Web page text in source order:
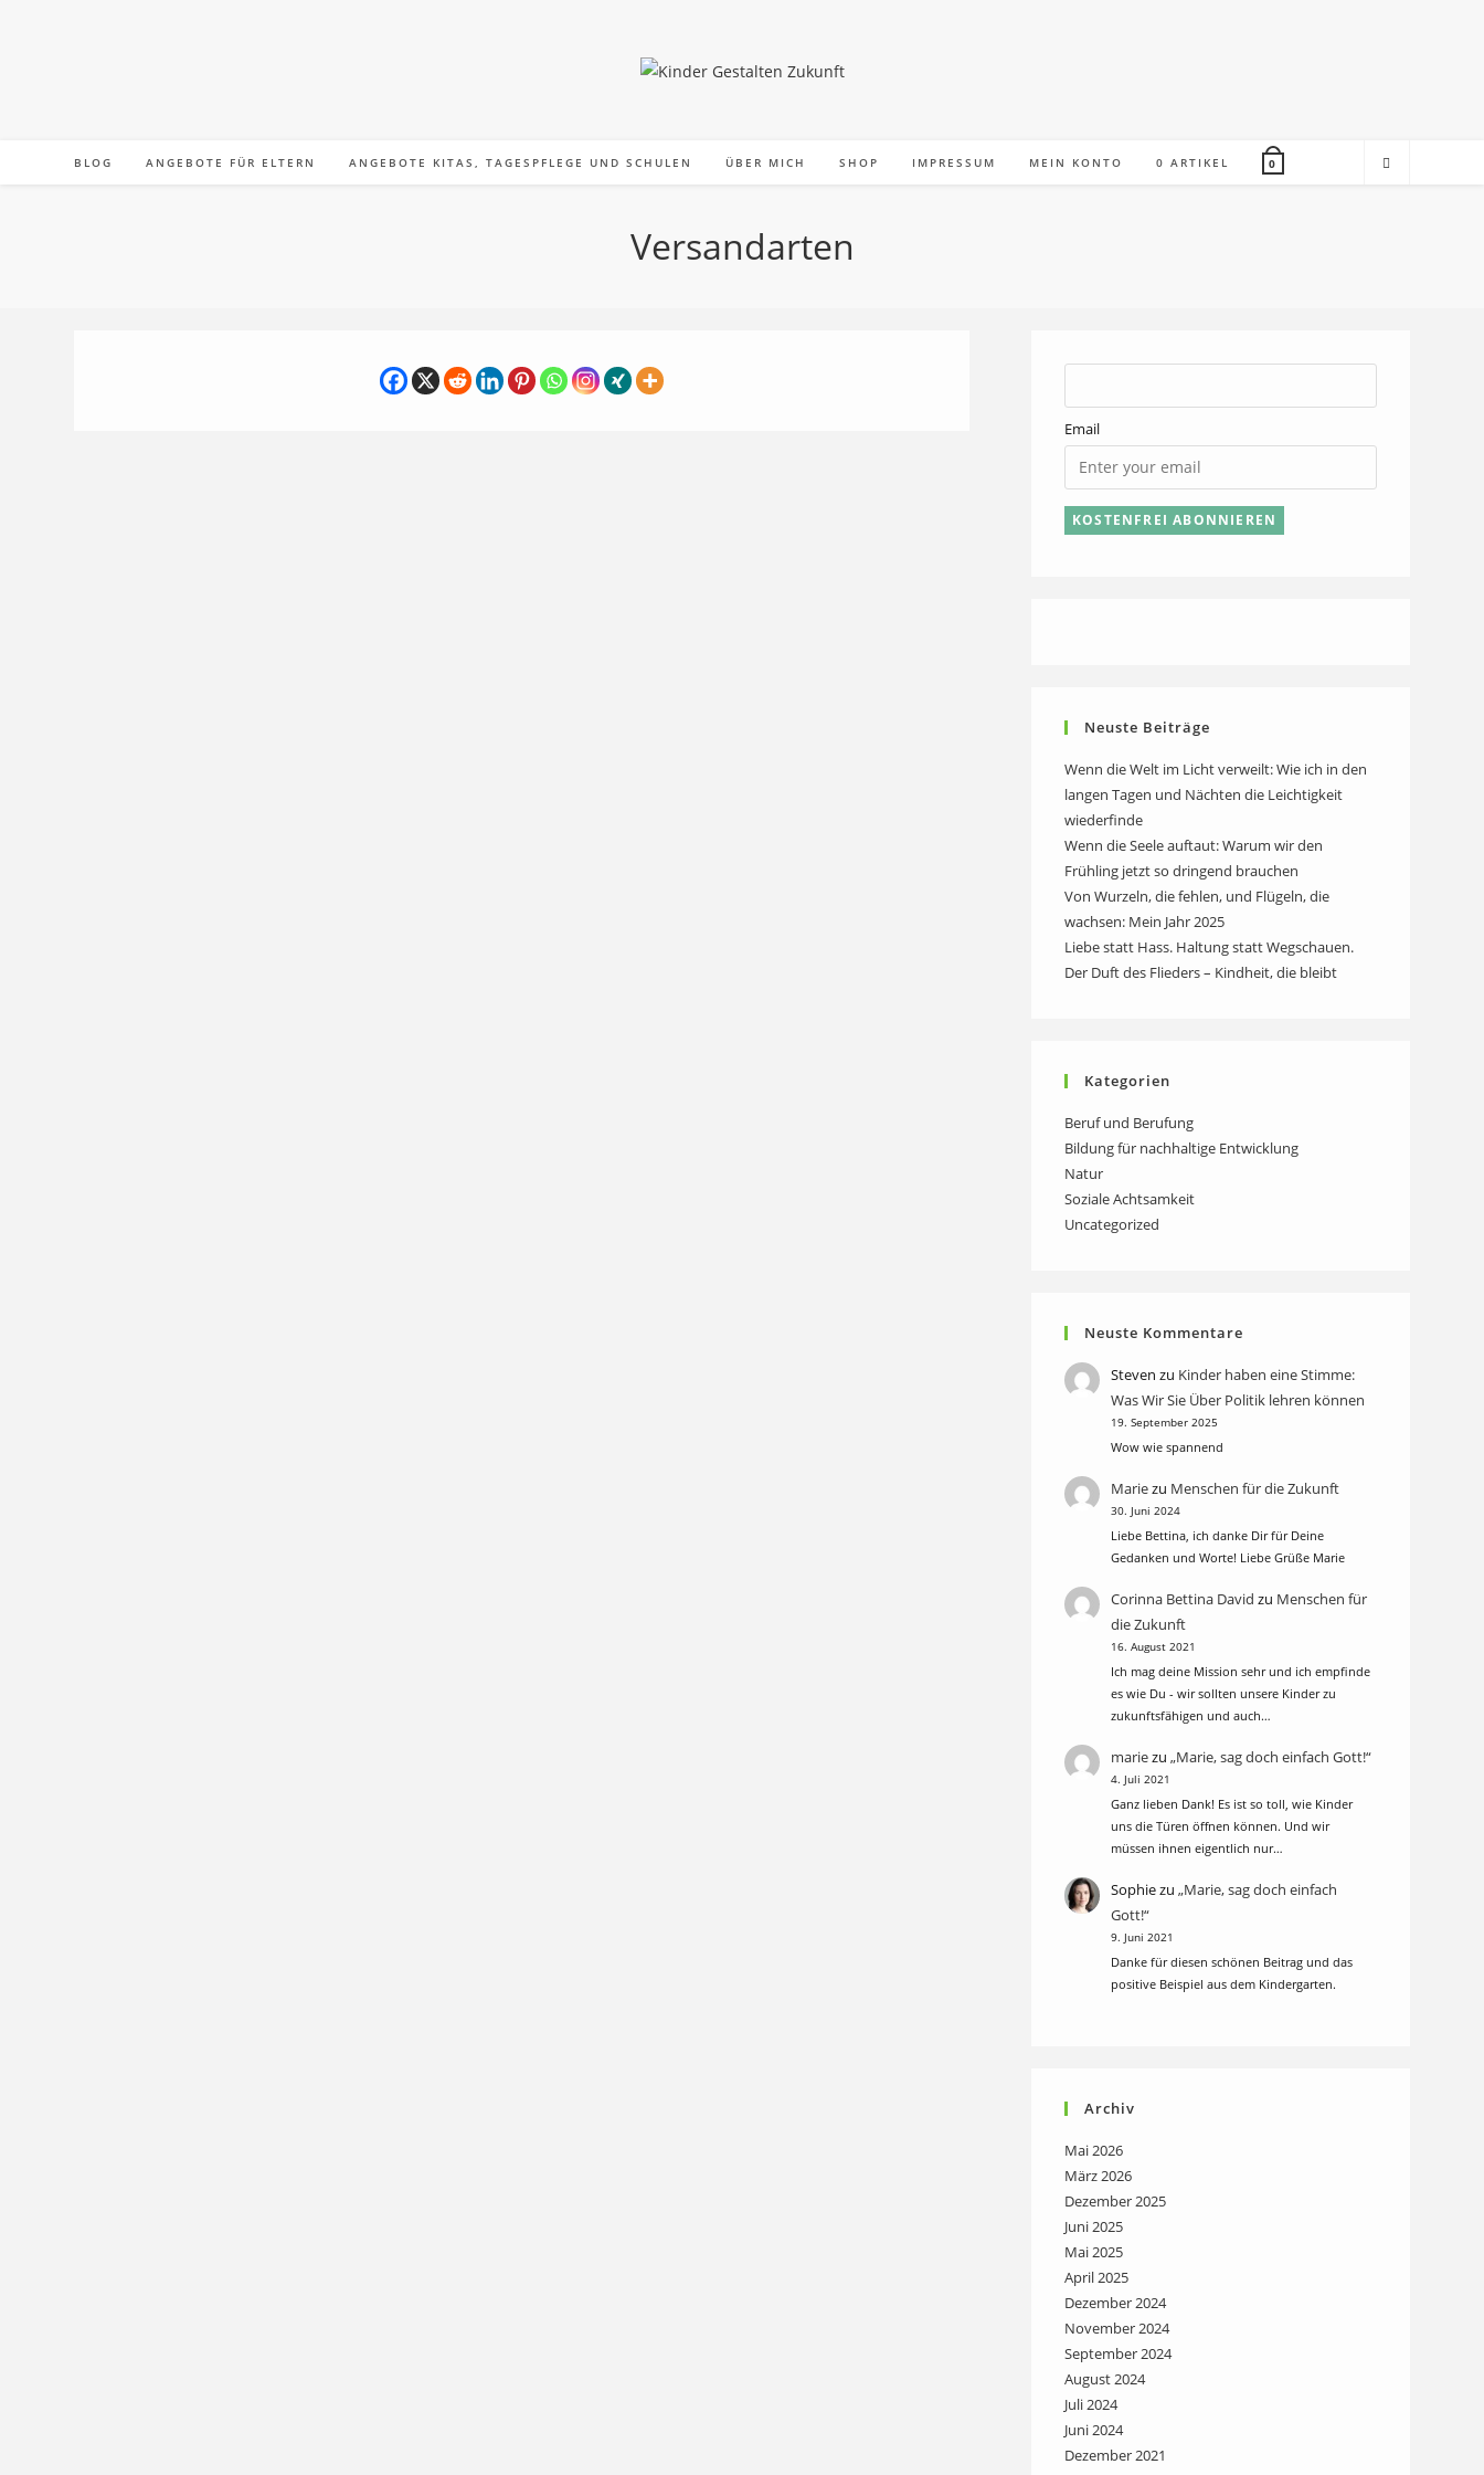
BLOG ANGEBOTE FÜR ELTERN ANGEBOTE KITAS, TAGESPFLEGE UND SCHULEN ÜBER MICH SHOP IMPRESSUM MEIN KONTO 0 ARTIKEL 0
Versandarten
Email
Neuste Beiträge
Wenn die Welt im Licht verweilt: Wie ich in den
langen Tagen und Nächten die Leichtigkeit
wiederfinde
Wenn die Seele auftaut: Warum wir den
Frühling jetzt so dringend brauchen
Von Wurzeln, die fehlen, und Flügeln, die
wachsen: Mein Jahr 2025
Liebe statt Hass. Haltung statt Wegschauen.
Der Duft des Flieders – Kindheit, die bleibt
Kategorien
Beruf und Berufung
Bildung für nachhaltige Entwicklung
Natur
Soziale Achtsamkeit
Uncategorized
Neuste Kommentare
Steven zu Kinder haben eine Stimme:
Was Wir Sie Über Politik lehren können
19. September 2025
Wow wie spannend
Mariezu Menschen für die Zukunft
30. Juni 2024
Liebe Bettina, ich danke Dir für Deine
Gedanken und Worte! Liebe Grüße Marie
Corinna Bettina David zu Menschen für
die Zukunft
16. August 2021
Ich mag deine Mission sehr und ich empfinde
es wie Du - wir sollten unsere Kinder zu
zukunftsfähigen und auch…
mariezu„Marie, sag doch einfach Gott!“
4. Juli 2021
Ganz lieben Dank! Es ist so toll, wie Kinder
uns die Türen öffnen können. Und wir
müssen ihnen eigentlich nur…
Sophiezu„Marie, sag doch einfach
Gott!“
9. Juni 2021
Danke für diesen schönen Beitrag und das
positive Beispiel aus dem Kindergarten.
Archiv
Mai 2026
März 2026
Dezember 2025
Juni 2025
Mai 2025
April 2025
Dezember 2024
November 2024
September 2024
August 2024
Juli 2024
Juni 2024
Dezember 2021